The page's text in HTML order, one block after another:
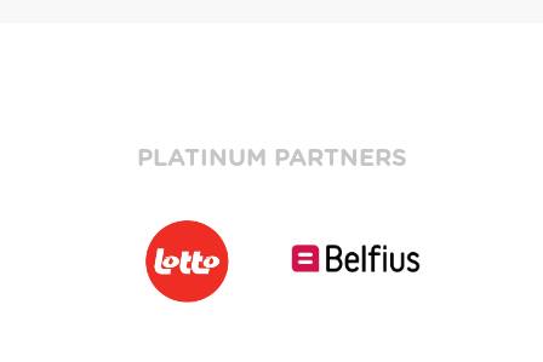
PLATINUM PARTNERS